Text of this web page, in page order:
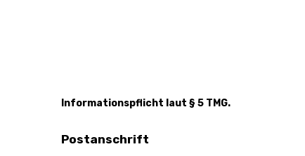
Informationspflicht laut § 5 TMG.
Postanschrift